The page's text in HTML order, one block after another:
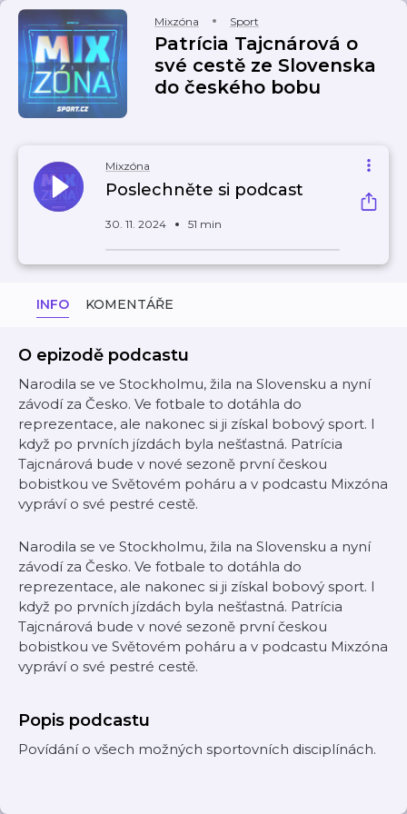
Mixzóna Sport
Patrícia Tajcnárová o
své cestě ze Slovenska
do českého bobu
Mixzóna
Poslechněte si podcast
30. 11. 2024 51 min
INFO KOMENTÁŘE
O epizodě podcastu
Narodila se ve Stockholmu, žila na Slovensku a nyní
závodí za Česko. Ve fotbale to dotáhla do
reprezentace, ale nakonec si ji získal bobový sport. I
když po prvních jízdách byla nešťastná. Patrícia
Tajcnárová bude v nové sezoně první českou
bobistkou ve Světovém poháru a v podcastu Mixzóna
vypráví o své pestré cestě.
Narodila se ve Stockholmu, žila na Slovensku a nyní
závodí za Česko. Ve fotbale to dotáhla do
reprezentace, ale nakonec si ji získal bobový sport. I
když po prvních jízdách byla nešťastná. Patrícia
Tajcnárová bude v nové sezoně první českou
bobistkou ve Světovém poháru a v podcastu Mixzóna
vypráví o své pestré cestě.
Popis podcastu
Povídání o všech možných sportovních disciplínách.